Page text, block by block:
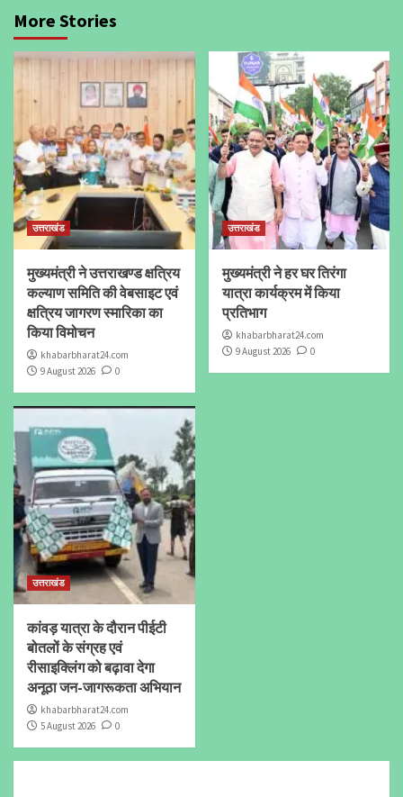
More Stories
उत्तराखंड
मुख्यमंत्री ने उत्तराखण्ड क्षत्रिय
कल्याण समिति की वेबसाइट एवं
क्षत्रिय जागरण स्मारिका का
किया विमोचन
khabarbharat24.com
9 August 2026
0
उत्तराखंड
मुख्यमंत्री ने हर घर तिरंगा
यात्रा कार्यक्रम में किया
प्रतिभाग
khabarbharat24.com
9 August 2026
0
उत्तराखंड
कांवड़ यात्रा के दौरान पीईटी
बोतलों के संग्रह एवं
रीसाइक्लिंग को बढ़ावा देगा
अनूठा जन-जागरूकता अभियान
khabarbharat24.com
5 August 2026
0